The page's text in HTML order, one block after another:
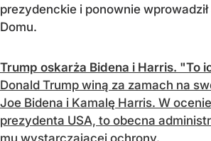
prezydenckie i ponownie wprowadził
Domu.
Trump oskarża Bidena i Harris. "To
Donald Trump winą za zamach na
Joe Bidena i Kamalę Harris. W
prezydenta USA, to obecna